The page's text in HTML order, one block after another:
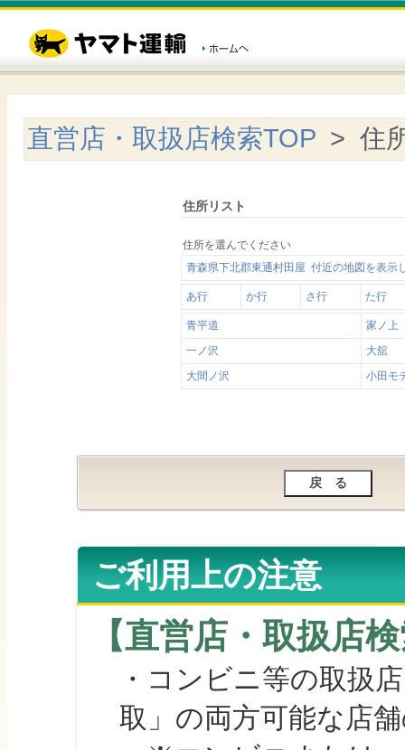
直営店・取扱店検索TOP > 住
住所リスト
住所を選んでください
青森県下北郡東通村田屋 付近の地図を表示
あ行 か行 さ行 た行
青平道
家ノ上
一ノ沢
大舘
大間ノ沢
小田モ
ご利用上の注意
【直営店・取扱店
・コンビニ等の取扱
取」の両方可能な店